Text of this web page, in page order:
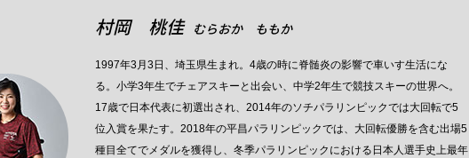
村岡 桃佳 むらおか ももか
1997年3月3日、埼玉県生まれ。4歳の時に脊髄炎の影響で車いす生活にな
る。小学3年生でチェアスキーと出会い、中学2年生で競技スキーの世界へ。
17歳で日本代表に初選出され、2014年のソチパラリンピックでは大回転で5
位入賞を果たす。2018年の平昌パラリンピックでは、大回転優勝を含む出場5
種目全てでメダルを獲得し、冬季パラリンピックにおける日本人選手史上最年